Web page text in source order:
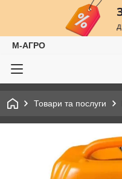
М-АГРО
Товари та послуги